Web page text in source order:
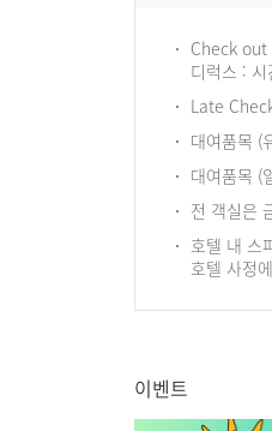
Check out
디럭스 :
Late
대여품목 (
대여품목 (
전 객실은
호텔 내 스
호텔 사정
이벤트